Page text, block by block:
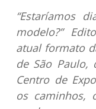
“Estaríamos
modelo?”
atual formato
de São Paulo,
Centro de
os caminhos,